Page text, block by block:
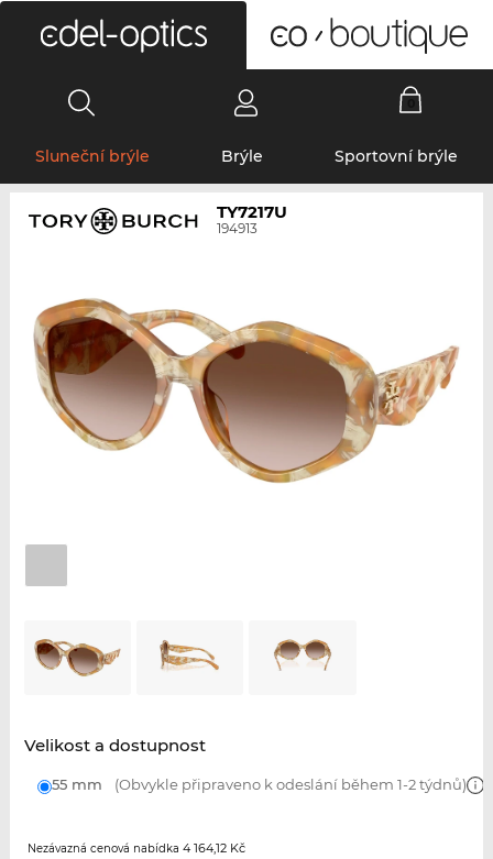
Sluneční brýle Brýle Sportovní brýle
TY7217U
194913
Velikost a dostupnost
55 mm (Obvykle připraveno k odeslání během 1-2 týdnů)
Nezávazná cenová nabídka 4 164,12 Kč